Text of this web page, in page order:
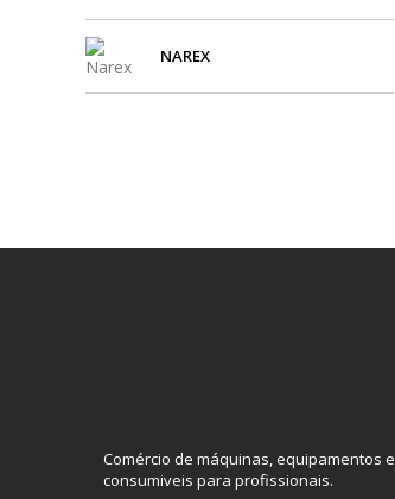
NAREX
Comércio de máquinas, equipamentos e
consumiveis para profissionais.